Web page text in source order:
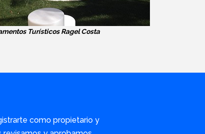
Turísticos Ragel Costa
como propietario y